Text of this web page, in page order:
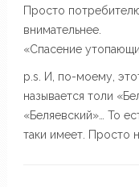
Просто
внимательнее.
«Спасение
p.s. И, по-моему,
называется толи
«Беляевский»… То
таки имеет. Просто